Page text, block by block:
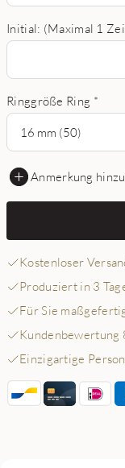
Initial: (Maximal 1
Ringgröße Ring *
16 mm (50)
Anmerkung
Kostenloser
Produziert in 3
Für Sie
Kundenbewertung
Einzigartige